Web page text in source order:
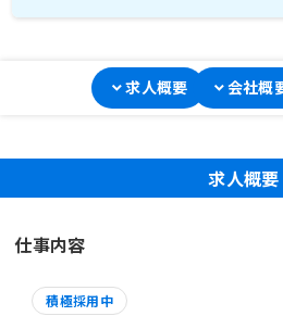
求人概要 会社概
求人概要
仕事内容
積極採用中